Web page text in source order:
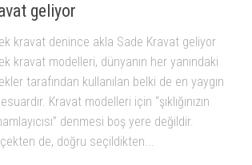
geliyor
kravat denince akla Sade Kravat geliyor
kravat modelleri, dünyanın her yanındaki
tarafından kullanılan belki de en yaygın
Kravat modelleri için “şıklığınızın
denmesi boş yere değildir.
de, doğru seçildikten...